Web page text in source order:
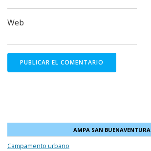
Web
AMPA SAN BUENAVENTURA
Campamento urbano